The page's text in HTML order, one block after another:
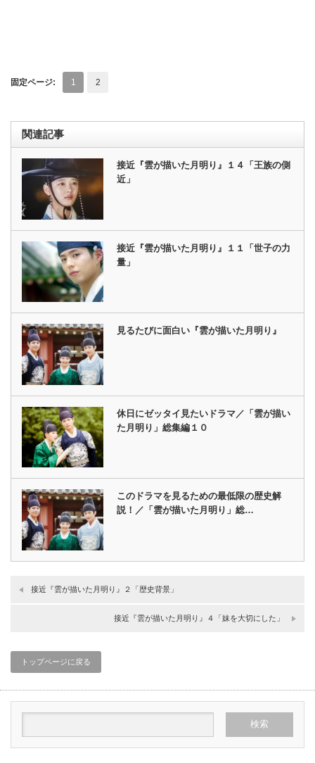
固定ページ: 1 2
関連記事
接近『雲が描いた月明り』１４「王族の側
近」
接近『雲が描いた月明り』１１「世子の力
量」
見るたびに面白い『雲が描いた月明り』
休日にゼッタイ見たいドラマ／「雲が描い
た月明り」総集編１０
このドラマを見るための最低限の歴史解
説！／「雲が描いた月明り」総…
接近『雲が描いた月明り』２「歴史背景」
接近『雲が描いた月明り』４「妹を大切にした」
トップページに戻る